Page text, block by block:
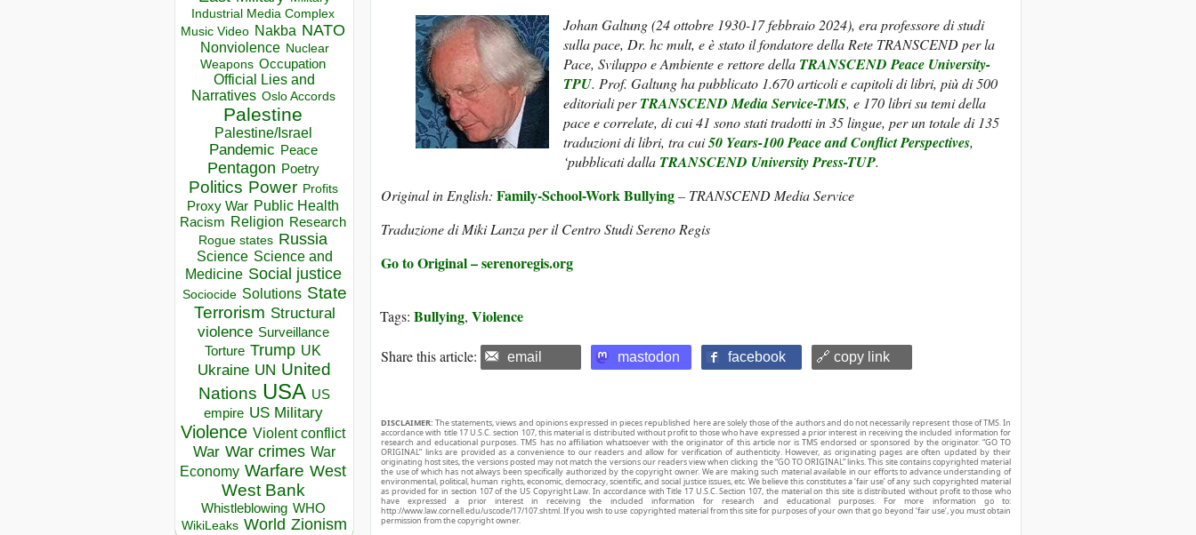
Industrial Media Complex
Music Video Nakba NATO
Nonviolence Nuclear
Weapons Occupation
Official Lies and
Narratives Oslo Accords
Palestine
Palestine/Israel
Pandemic Peace
Pentagon Poetry
Politics Power Profits
Proxy War Public Health
Racism Religion Research
Rogue states Russia
Science Science and
Medicine Social justice
Sociocide Solutions State
Terrorism Structural
violence Surveillance
Torture Trump UK
Ukraine UN United
Nations USA US
empire US Military
Violence Violent conflict
War War crimes War
Economy Warfare West
West Bank
Whistleblowing WHO
WikiLeaks World Zionism
Johan Galtung (24 ottobre 1930-17 febbraio 2024), era professore di studi
sulla pace, Dr. hc mult, e è stato il fondatore della Rete TRANSCEND per la
Pace, Sviluppo e Ambiente e rettore della TRANSCEND Peace University-
TPU. Prof. Galtung ha pubblicato 1.670 articoli e capitoli di libri, più di 500
editoriali perTRANSCEND Media Service-TMS, e 170 libri su temi della
pace e correlate, di cui 41 sono stati tradotti in 35 lingue, per un totale di 135
traduzioni di libri, tra cui50 Years-100 Peace and Conflict Perspectives,
‘pubblicati dalla TRANSCEND University Press-TUP.
Original in English: Family-School-Work Bullying– TRANSCEND Media Service
Traduzione di Miki Lanza per il Centro Studi Sereno Regis
Go to Original – serenoregis.org
Tags: Bullying, Violence
Share this article: email mastodon facebook 🔗 copy link
DISCLAIMER: The statements, views and opinions expressed in pieces republished here are solely those of the authors and do not necessarily represent those of TMS. In
accordance with title 17 U.S.C. section 107, this material is distributed without profit to those who have expressed a prior interest in receiving the included information for
research and educational purposes. TMS has no affiliation whatsoever with the originator of this article nor is TMS endorsed or sponsored by the originator. “GO TO
ORIGINAL” links are provided as a convenience to our readers and allow for verification of authenticity. However, as originating pages are often updated by their
originating host sites, the versions posted may not match the versions our readers view when clicking the “GO TO ORIGINAL” links. This site contains copyrighted material
the use of which has not always been specifically authorized by the copyright owner. We are making such material available in our efforts to advance understanding of
environmental, political, human rights, economic, democracy, scientific, and social justice issues, etc. We believe this constitutes a ‘fair use’ of any such copyrighted material
as provided for in section 107 of the US Copyright Law. In accordance with Title 17 U.S.C. Section 107, the material on this site is distributed without profit to those who
have expressed a prior interest in receiving the included information for research and educational purposes. For more information go to:
http://www.law.cornell.edu/uscode/17/107.shtml. If you wish to use copyrighted material from this site for purposes of your own that go beyond ‘fair use’, you must obtain
permission from the copyright owner.